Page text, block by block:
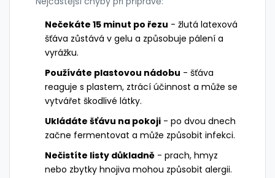
Nečekáte 15 minut po řezu - žlutá latexová
šťáva zůstává v gelu a způsobuje pálení a
vyrážku.
Používáte plastovou nádobu - šťáva
reaguje s plastem, ztrácí účinnost a může se
vytvářet škodlivé látky.
Ukládáte šťávu na pokoji - po dvou dnech
začne fermentovat a může způsobit infekci.
Nečistíte listy důkladně - prach, hmyz
nebo zbytky hnojiva mohou způsobit alergii.